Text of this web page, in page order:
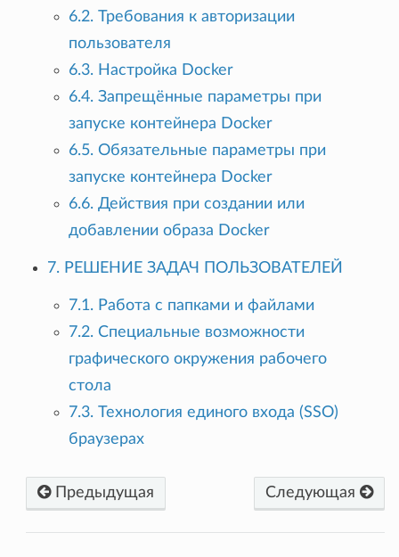
6.2. Требования к авторизации
пользователя
6.3. Настройка Docker
6.4. Запрещённые параметры при
запуске контейнера Docker
6.5. Обязательные параметры при
запуске контейнера Docker
6.6. Действия при создании или
добавлении образа Docker
7. РЕШЕНИЕ ЗАДАЧ ПОЛЬЗОВАТЕЛЕЙ
7.1. Работа с папками и файлами
7.2. Специальные возможности
графического окружения рабочего
стола
7.3. Технология единого входа (SSO)
браузерах
Предыдущая Следующая